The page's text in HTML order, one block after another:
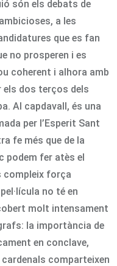
són els debats de
a les
que es fan
no prosperen i es
coherent i alhora amb
dos terços dels
Al capdavall, és una
per l’Esperit Sant
fe més que de la
podem fer atès el
compleix força
no té en
molt intensament
la importància de
en conclave,
comparteixen